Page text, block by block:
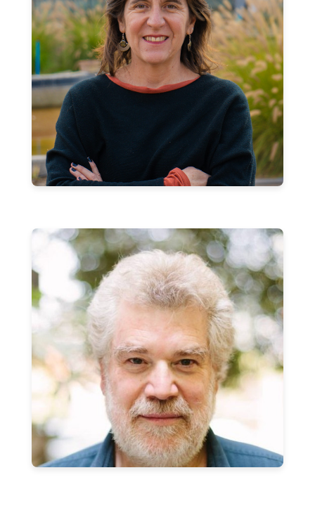
Carolina Rojas Lasch
Profesora Asociada
José Gabriel Palma
Profesor Titular